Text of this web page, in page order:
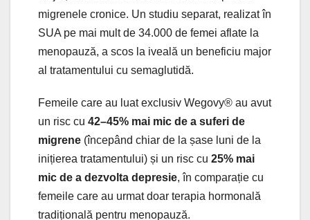
migrenele cronice. Un studiu separat, realizat în
SUA pe mai mult de 34.000 de femei aflate la
menopauză, a scos la iveală un beneficiu major
al tratamentului cu semaglutidă.
Femeile care au luat exclusiv Wegovy® au avut
un risc cu 42–45% mai mic de a suferi de
migrene (începând chiar de la șase luni de la
inițierea tratamentului) și un risc cu 25% mai
mic de a dezvolta depresie, în comparație cu
femeile care au urmat doar terapia hormonală
tradițională pentru menopauză.